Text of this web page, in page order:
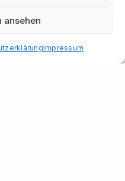
ansehen
Impressum